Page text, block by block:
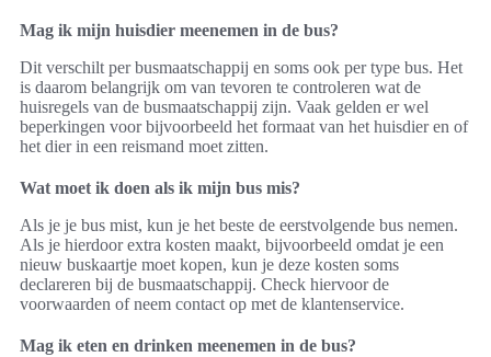
Mag ik mijn huisdier meenemen in de bus?
Dit verschilt per busmaatschappij en soms ook per type bus. Het
is daarom belangrijk om van tevoren te controleren wat de
huisregels van de busmaatschappij zijn. Vaak gelden er wel
beperkingen voor bijvoorbeeld het formaat van het huisdier en of
het dier in een reismand moet zitten.
Wat moet ik doen als ik mijn bus mis?
Als je je bus mist, kun je het beste de eerstvolgende bus nemen.
Als je hierdoor extra kosten maakt, bijvoorbeeld omdat je een
nieuw buskaartje moet kopen, kun je deze kosten soms
declareren bij de busmaatschappij. Check hiervoor de
voorwaarden of neem contact op met de klantenservice.
Mag ik eten en drinken meenemen in de bus?